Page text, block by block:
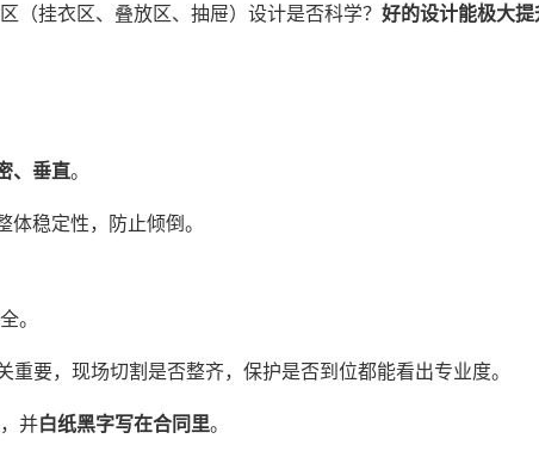
（挂衣区、叠放区、抽屉）设计是否科学？ 好的设计能极大提
、垂直。
稳定性，防止倾倒。
。
重要，现场切割是否整齐，保护是否到位都能看出专业度。
并白纸黑字写在合同里。